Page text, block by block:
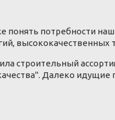
понять потребности
высококачественных
строительный
Далеко идущие